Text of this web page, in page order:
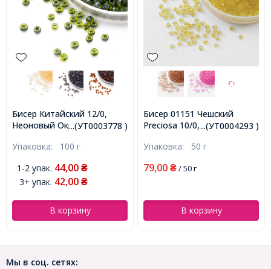
...(УТ0003778 )
Бисер Китайский 12/0,
Неоновый Окрашенный
Зеленый 2224, Круглый,
Упаковка: 100 г
1-2 упак. 44,00 ₴
3+ упак. 42,00 ₴
В корзину
...(УТ0004293 )
Бисер 01151 Чешский
Preciosa 10/0, Прозрачный
Желтый, Круглый,
Упаковка: 50 г
79,00 ₴/ 50 г
В корзину
Мы в соц. сетях: